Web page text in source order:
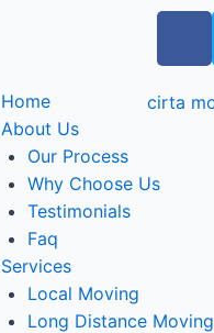
Home
About Us
Our Process
Why Choose Us
Testimonials
Faq
Services
Local Moving
Long Distance Moving